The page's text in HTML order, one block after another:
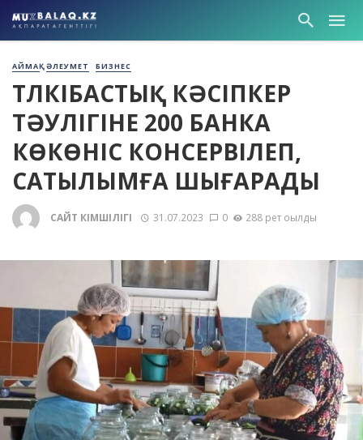
АЙМАҚ ӘЛЕУМЕТ БИЗНЕС
ТҮЛКІБАСТЫҚ КӘСІПКЕР
ТӘУЛІГІНЕ 200 БАНКА
КӨКӨНІС КОНСЕРВІЛЕП,
САТЫЛЫМҒА ШЫҒАРАДЫ
САЙТ ӘКІМШІЛІГІ 31.07.2023 0 288 рет оқылды